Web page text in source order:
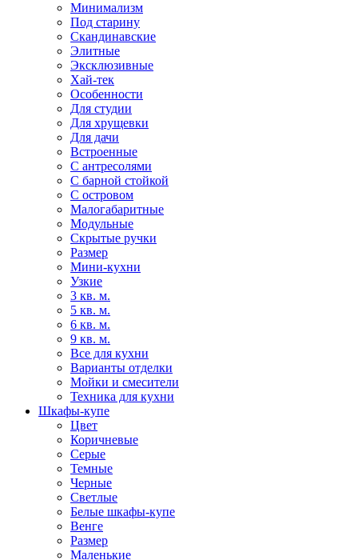
Минимализм
Под старину
Скандинавские
Элитные
Эксклюзивные
Хай-тек
Особенности
Для студии
Для хрущевки
Для дачи
Встроенные
С антресолями
С барной стойкой
С островом
Малогабаритные
Модульные
Скрытые ручки
Размер
Мини-кухни
Узкие
3 кв. м.
5 кв. м.
6 кв. м.
9 кв. м.
Все для кухни
Варианты отделки
Мойки и смесители
Техника для кухни
Шкафы-купе
Цвет
Коричневые
Серые
Темные
Черные
Светлые
Белые шкафы-купе
Венге
Размер
Маленькие